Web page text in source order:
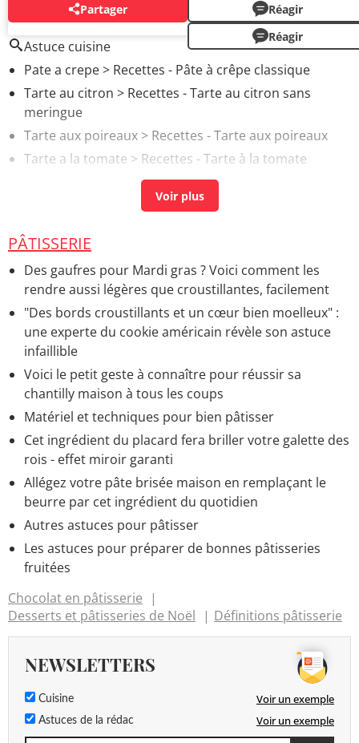
Partager
Réagir
Réagir
AUTOUR DU MÊME SUJET
Astuce cuisine
Pate a crepe> Recettes - Pâte à crêpe classique
Tarte au citron > Recettes - Tarte au citron sans
meringue
Tarte aux poireaux > Recettes - Tarte aux poireaux
Tarte a la tomate > Recettes - Tarte à la tomate
> Recettes - Tarte aux pommes
PÂTISSERIE
Des gaufres pour Mardi gras ? Voici comment les
rendre aussi légères que croustillantes, facilement
"Des bords croustillants et un cœur bien moelleux" :
une experte du cookie américain révèle son astuce
infaillible
Voici le petit geste à connaître pour réussir sa
chantilly maison à tous les coups
Matériel et techniques pour bien pâtisser
Cet ingrédient du placard fera briller votre galette des
rois - effet miroir garanti
Allégez votre pâte brisée maison en remplaçant le
beurre par cet ingrédient du quotidien
Autres astuces pour pâtisser
Les astuces pour préparer de bonnes pâtisseries
fruitées
Chocolat en pâtisserie
Desserts et pâtisseries de Noël
Définitions pâtisserie
NEWSLETTERS
Cuisine Voir un exemple
Astuces de la rédac Voir un exemple